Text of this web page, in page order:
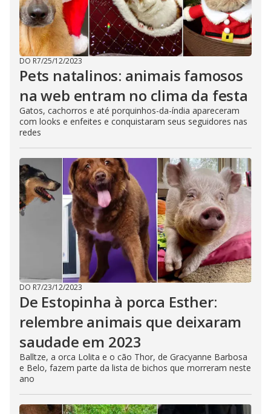
DO R7/25/12/2023
Pets natalinos: animais famosos
na web entram no clima da festa
Gatos, cachorros e até porquinhos-da-índia apareceram
com looks e enfeites e conquistaram seus seguidores nas
redes
DO R7/23/12/2023
De Estopinha à porca Esther:
relembre animais que deixaram
saudade em 2023
Balltze, a orca Lolita e o cão Thor, de Gracyanne Barbosa
e Belo, fazem parte da lista de bichos que morreram neste
ano